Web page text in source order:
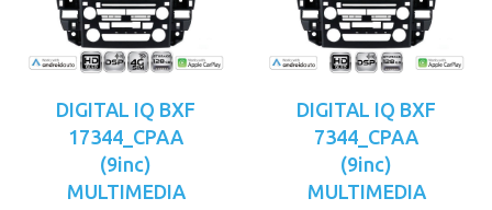
DIGITAL IQ BXF
17344_CPAA
(9inc)
MULTIMEDIA
DIGITAL IQ BXF
7344_CPAA
(9inc)
MULTIMEDIA